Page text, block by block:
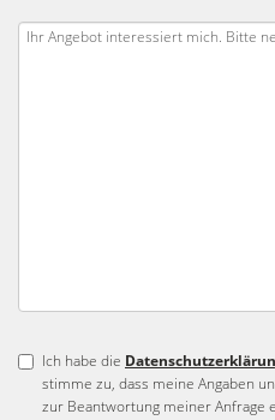
Ich habe die
stimme zu, dass meine Angaben
zur Beantwortung meiner Anfrage